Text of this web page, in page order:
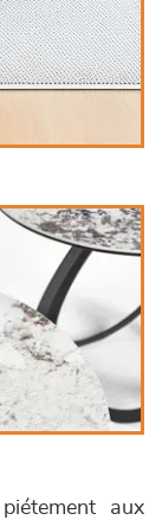
aux